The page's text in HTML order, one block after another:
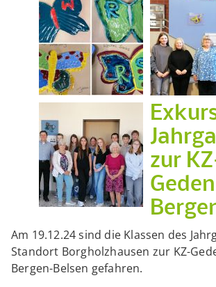
zur
Am 19.12.24 sind die Klassen des
Standort Borgholzhausen zur KZ-
Bergen-Belsen gefahren.